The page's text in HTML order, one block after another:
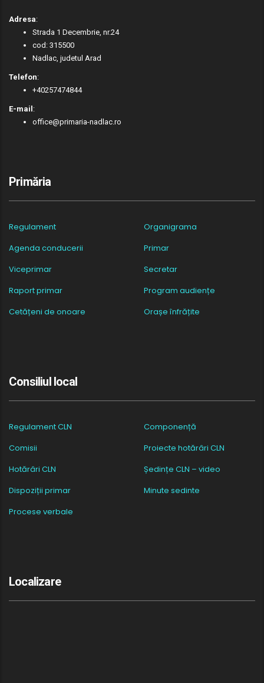
Adresa:
Strada 1 Decembrie, nr.24
cod: 315500
Nadlac, judetul Arad
Telefon:
+40257474844
E-mail :
office@primaria-nadlac.ro
Primăria
Regulament
Organigrama
Agenda conducerii
Primar
Viceprimar
Secretar
Raport primar
Program audiențe
Cetățeni de onoare
Orașe înfrățite
Consiliul local
Regulament CLN
Componență
Comisii
Proiecte hotărâri CLN
Hotărâri CLN
Ședințe CLN – video
Dispoziții primar
Minute sedinte
Procese verbale
Localizare